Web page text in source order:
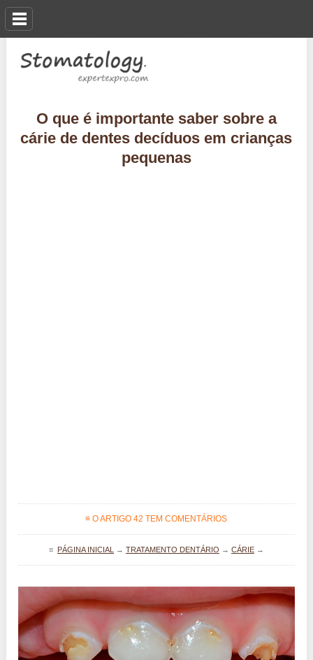
O que é importante saber sobre a
cárie de dentes decíduos em crianças
pequenas
≡ O ARTIGO 42 TEM COMENTÁRIOS
≡ PÁGINA INICIAL → TRATAMENTO DENTÁRIO → CÁRIE→